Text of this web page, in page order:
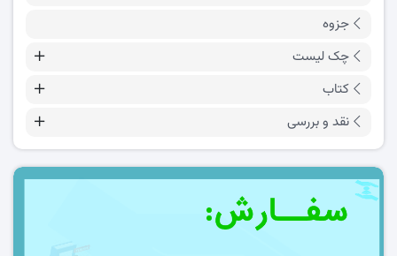
جزوه
چک لیست
کتاب
نقد و بررسی